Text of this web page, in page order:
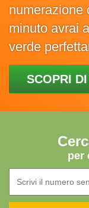
numerazione
minuto avrai
verde
SCOPRI
per